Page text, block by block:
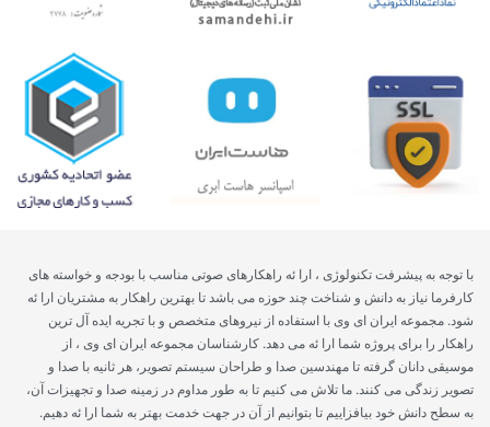
با توجه به پیشرفت تکنولوژی ، ارا ئه راهکارهای صوتی مناسب با بودجه و خواسته های
کارفرما نیاز به دانش و شناخت چند حوزه می باشد تا بهترین راهکار به مشتریان ارا ئه
شود. مجموعه ایران ای وی با استفاده از نیروهای متخصص و با تجریه ایده آل ترین
راهکار را برای پروژه شما ارا ئه می دهد. کارشناسان مجموعه ایران ای وی ، از
موسیقی دانان گرفته تا مهندسین صدا و طراحان سیستم تصویر، هر ثانیه با صدا و
تصویر زندگی می کنند. ما تلاش می کنیم تا به طور مداوم در زمینه صدا و تجهیزات آن،
به سطح دانش خود بیافزاییم تا بتوانیم از آن در جهت خدمت بهتر به شما ارا ئه دهیم.